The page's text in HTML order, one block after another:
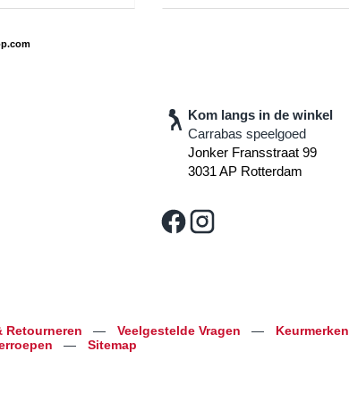
Kom langs in de winkel
Carrabas speelgoed
Jonker Fransstraat 99
3031 AP Rotterdam
Retourneren — Veelgestelde Vragen — Keurmerken
— Sitemap